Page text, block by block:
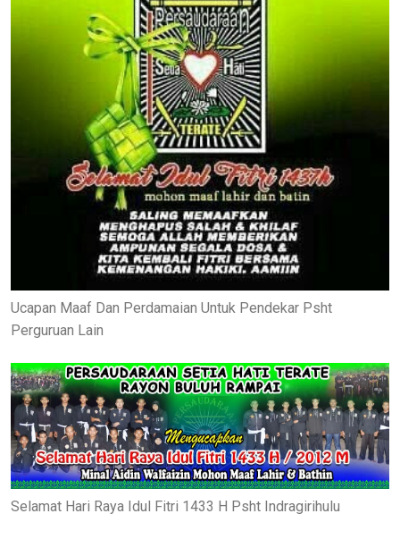
Ucapan Maaf Dan Perdamaian Untuk Pendekar Psht
Perguruan Lain
Selamat Hari Raya Idul Fitri 1433 H Psht Indragirihulu